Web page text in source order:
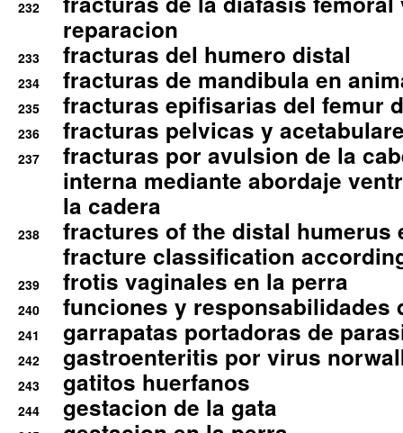
232
reparacion
233 fracturas del humero distal
234 fracturas de mandibula en
235 fracturas epifisarias del femur
236 fracturas pelvicas y
237
fracturas por avulsion de la
interna mediante abordaje
la cadera
238
fractures of the distal humerus
fracture classification
239 frotis vaginales en la perra
240 funciones y responsabilidades
241 garrapatas portadoras de
242 gastroenteritis por virus
243 gatitos huerfanos
244 gestacion de la gata